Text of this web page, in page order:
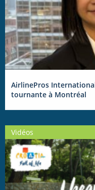
AirlinePros
tournante à Montréal
Vidéos